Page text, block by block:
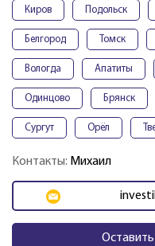
Киров Подольск
Белгород Томск
Вологда Апатиты
Одинцово Брянск
Сургут Орёл
Контакты: Михаил
Оставить